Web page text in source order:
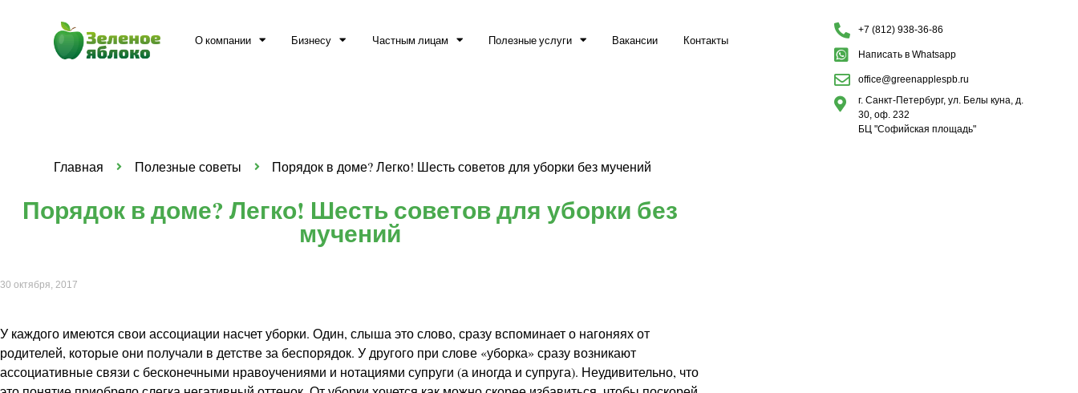
О компании Бизнесу Частным лицам Полезные услуги Вакансии Контакты
+7 (812) 938-36-86
Написать в Whatsapp
office@greenapplespb.ru
г. Санкт-Петербург, ул. Белы куна, д.
30, оф. 232
БЦ "Софийская площадь"
Главная Полезные советы Порядок в доме? Легко! Шесть советов для уборки без мучений
Порядок в доме? Легко! Шесть советов для уборки без
мучений
30 октября, 2017
У каждого имеются свои ассоциации насчет уборки. Один, слыша это слово, сразу вспоминает о нагоняях от
родителей, которые они получали в детстве за беспорядок. У другого при слове «уборка» сразу возникают
ассоциативные связи с бесконечными нравоучениями и нотациями супруги (а иногда и супруга). Неудивительно, что